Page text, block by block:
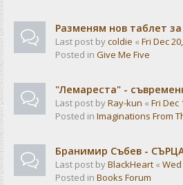
Разменям нов таблет
Last post bycoldie « Fri Dec
Posted in Give Me Five
"Лемареста" -
Last post byRay-kun « Fri Dec
Posted in Imaginations From
Бранимир Събев -
Last post byBlackHeart « Wed
Posted in Books Forum